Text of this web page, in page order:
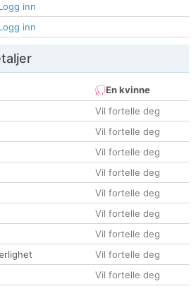
inn
inn
En kvinne
Vil fortelle deg
Vil fortelle deg
Vil fortelle deg
Vil fortelle deg
Vil fortelle deg
Vil fortelle deg
Vil fortelle deg
Vil fortelle deg
Vil fortelle deg